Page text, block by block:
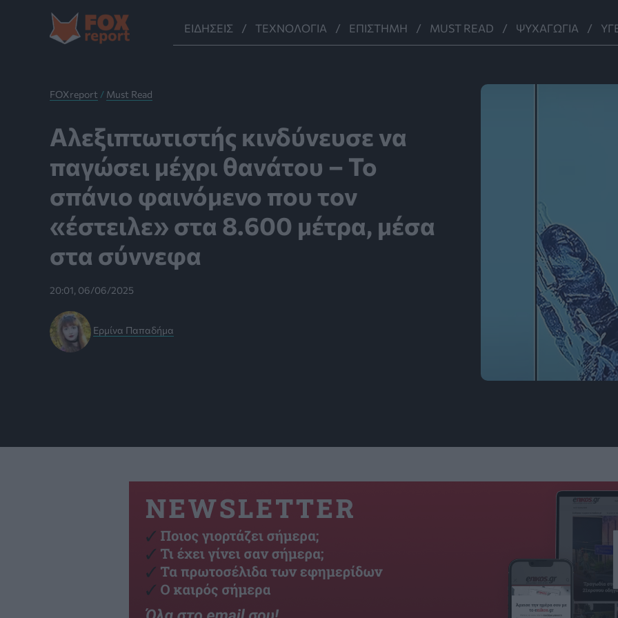
Μετάβαση
περιεχόμενο
ΕΙΔΉΣΕΙΣ ΤΕΧΝΟΛΟΓΊΑ ΕΠΙΣΤΉΜΗ MUST READ ΨΥΧΑΓΩΓΊΑ
FOXreport / Must Read
Αλεξιπτωτιστής κινδύνευσε να
παγώσει μέχρι θανάτου – Το
σπάνιο φαινόμενο που τον
«έστειλε» στα 8.600 μέτρα, μέσα
στα σύννεφα
20:01, 06/06/2025
Ερμίνα Παπαδήμα